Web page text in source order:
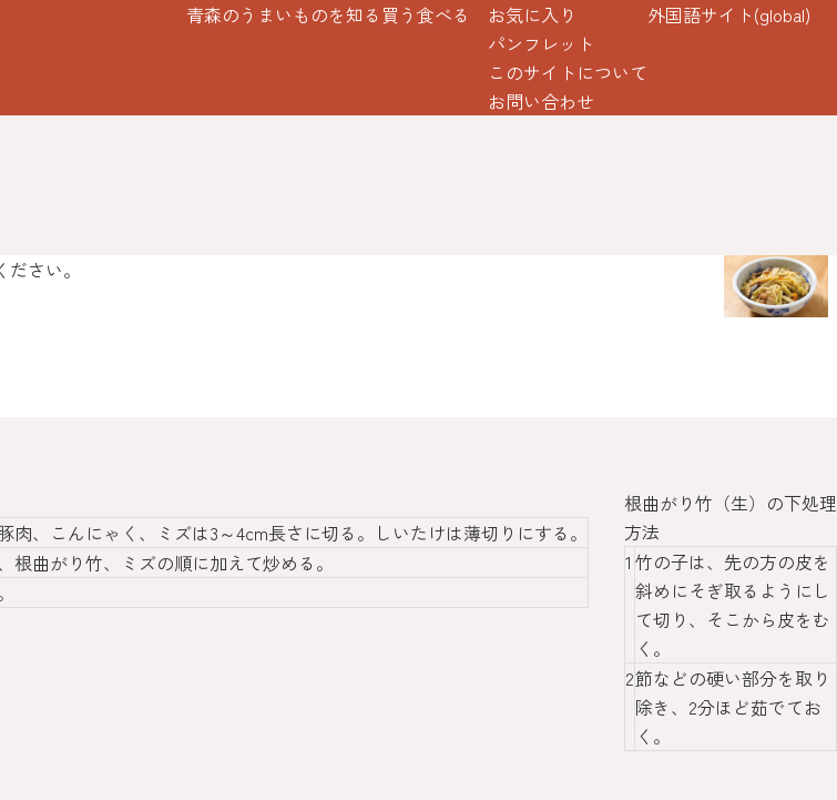
青森のうまいものを知る 買う 食べる
お気に入り
パンフレット
このサイトについて
お問い合わせ
外国語サイト(global)
さい。
、こんにゃく、ミズは3～4cm長さに切る。しいたけは薄切りにする。
曲がり竹、ミズの順に加えて炒める。
根曲がり竹（生）の下処理
方法
1 竹の子は、先の方の皮を
斜めにそぎ取るようにし
て切り、そこから皮をむ
く。
2節などの硬い部分を取り
除き、2分ほど茹でてお
く。